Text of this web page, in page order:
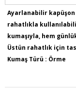
Ayarlanabilir kapüşon
rahatlıkla
kumaşıyla, hem
Üstün rahatlık için
Kumaş Türü : Örme